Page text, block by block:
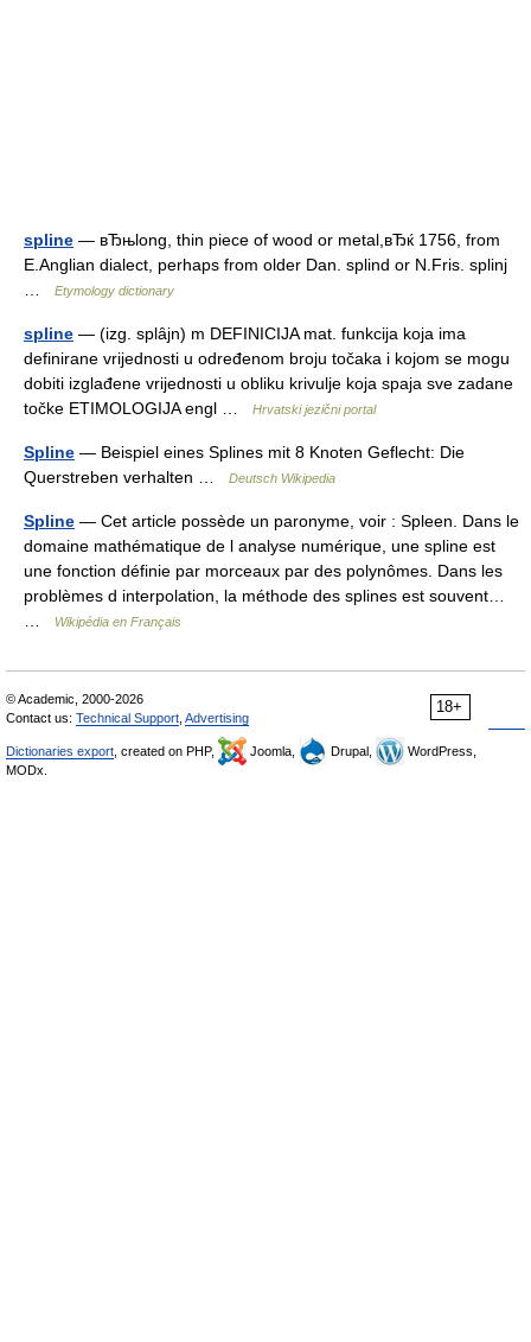
spline — вЂњlong, thin piece of wood or metal,вЂќ 1756, from
E.Anglian dialect, perhaps from older Dan. splind or N.Fris. splinj
Etymology dictionary
spline — (izg. splȃjn) m DEFINICIJA mat. funkcija koja ima
definirane vrijednosti u određenom broju točaka i kojom se mogu
dobiti izglađene vrijednosti u obliku krivulje koja spaja sve zadane
točke ETIMOLOGIJA engl …
Hrvatski jezični portal
Spline — Beispiel eines Splines mit 8 Knoten Geflecht: Die
Querstreben verhalten …
Deutsch Wikipedia
Spline — Cet article possède un paronyme, voir : Spleen. Dans le
domaine mathématique de l analyse numérique, une spline est
une fonction définie par morceaux par des polynômes. Dans les
problèmes d interpolation, la méthode des splines est souvent…
Wikipédia en Français
18+
© Academic, 2000-2026
Contact us: Technical Support Advertising
Dictionaries export , created on PHP, Joomla, Drupal,
WordPress,
MODx.